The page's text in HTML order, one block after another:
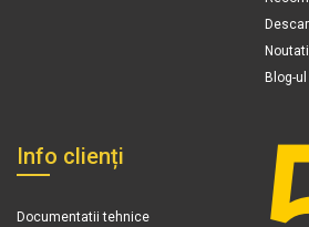
Noutati
Blog-
Info clienți
Documentatii tehnice